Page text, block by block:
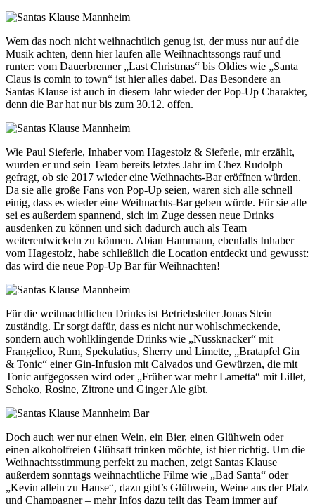
Wem das noch nicht weihnachtlich genug ist, der muss nur auf die
Musik achten, denn hier laufen alle Weihnachtssongs rauf und
runter: vom Dauerbrenner „Last Christmas“ bis Oldies wie „Santa
Claus is comin to town“ ist hier alles dabei. Das Besondere an
Santas Klause ist auch in diesem Jahr wieder der Pop-Up Charakter,
denn die Bar hat nur bis zum 30.12. offen.
Wie Paul Sieferle, Inhaber vom Hagestolz & Sieferle, mir erzählt,
wurden er und sein Team bereits letztes Jahr im Chez Rudolph
gefragt, ob sie 2017 wieder eine Weihnachts-Bar eröffnen würden.
Da sie alle große Fans von Pop-Up seien, waren sich alle schnell
einig, dass es wieder eine Weihnachts-Bar geben würde. Für sie alle
sei es außerdem spannend, sich im Zuge dessen neue Drinks
ausdenken zu können und sich dadurch auch als Team
weiterentwickeln zu können. Abian Hammann, ebenfalls Inhaber
vom Hagestolz, habe schließlich die Location entdeckt und gewusst:
das wird die neue Pop-Up Bar für Weihnachten!
Für die weihnachtlichen Drinks ist Betriebsleiter Jonas Stein
zuständig. Er sorgt dafür, dass es nicht nur wohlschmeckende,
sondern auch wohlklingende Drinks wie „Nussknacker“ mit
Frangelico, Rum, Spekulatius, Sherry und Limette, „Bratapfel Gin
& Tonic“ einer Gin-Infusion mit Calvados und Gewürzen, die mit
Tonic aufgegossen wird oder „Früher war mehr Lametta“ mit Lillet,
Schoko, Rosine, Zitrone und Ginger Ale gibt.
Doch auch wer nur einen Wein, ein Bier, einen Glühwein oder
einen alkoholfreien Glühsaft trinken möchte, ist hier richtig. Um die
Weihnachtsstimmung perfekt zu machen, zeigt Santas Klause
außerdem sonntags weihnachtliche Filme wie „Bad Santa“ oder
„Kevin allein zu Hause“, dazu gibt’s Glühwein, Weine aus der Pfalz
und Champagner – mehr Infos dazu teilt das Team immer auf